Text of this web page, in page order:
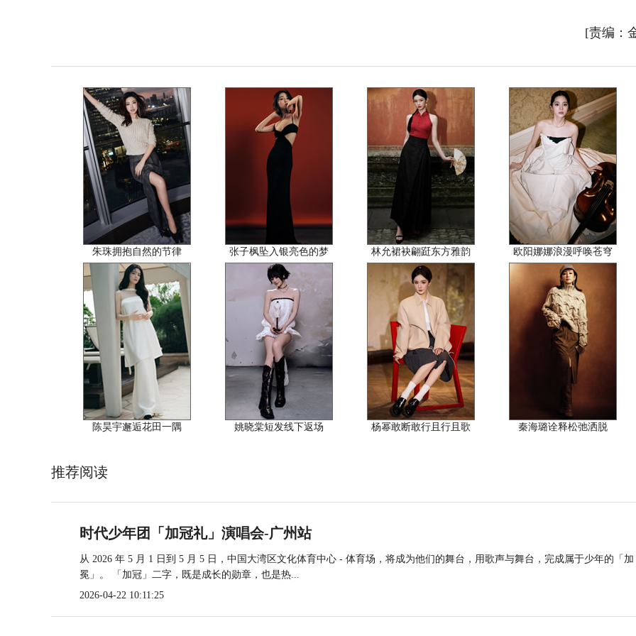
[责编：
朱珠拥抱自然的节律 张子枫坠入银亮色的梦 林允裙袂翩跹东方雅韵 欧阳娜娜浪漫呼唤苍穹
陈昊宇邂逅花田一隅 姚晓棠短发线下返场 杨幂敢断敢行且行且歌 秦海璐诠释松弛洒脱
推荐阅读
时代少年团「加冠礼」演唱会-广州站
从 2026 年 5 月 1 日到 5 月 5 日，中国大湾区文化体育中心 - 体育场，将成为他们的舞台，用歌声与舞台，完成属于少年的「加
冕」。 「加冠」二字，既是成长的勋章，也是热...
2026-04-22 10:11:25